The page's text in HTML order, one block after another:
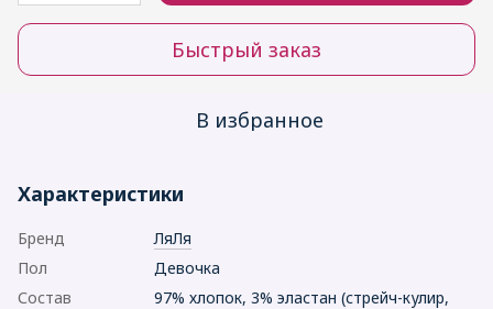
Быстрый заказ
В избранное
Характеристики
Бренд
ЛяЛя
Пол
Девочка
Состав
97% хлопок, 3% эластан (стрейч-кулир,